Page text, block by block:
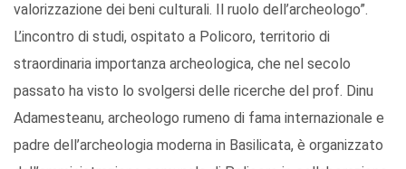
valorizzazione dei beni culturali. Il ruolo dell’archeologo”.
L’incontro di studi, ospitato a Policoro, territorio di
straordinaria importanza archeologica, che nel secolo
passato ha visto lo svolgersi delle ricerche del prof. Dinu
Adamesteanu, archeologo rumeno di fama internazionale e
padre dell’archeologia moderna in Basilicata, è organizzato